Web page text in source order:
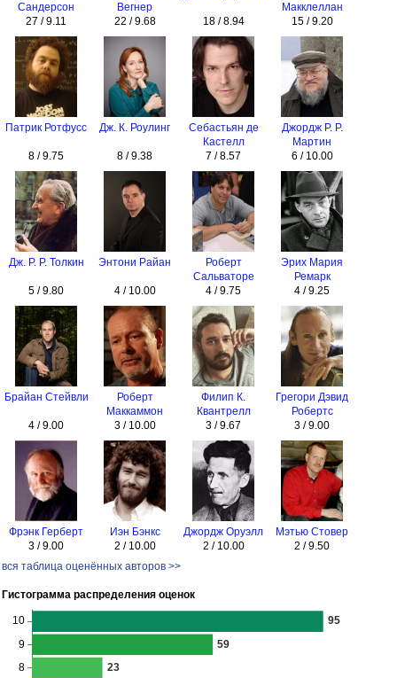
Сандерсон
27 / 9.11
Вегнер
22 / 9.68
18 / 8.94
Макклеллан
15 / 9.20
Патрик Ротфусс
8 / 9.75
Дж. К. Роулинг
8 / 9.38
Себастьян де
Кастелл
7 / 8.57
Джордж Р. Р.
Мартин
6 / 10.00
Дж. Р. Р. Толкин
5 / 9.80
Энтони Райан
4 / 10.00
Роберт
Сальваторе
4 / 9.75
Эрих Мария
Ремарк
4 / 9.25
Брайан Стейвли
4 / 9.00
Роберт
Маккаммон
3 / 10.00
Филип К.
Квантрелл
3 / 9.67
Грегори Дэвид
Робертс
3 / 9.00
Фрэнк Герберт
3 / 9.00
Иэн Бэнкс
2 / 10.00
Джордж Оруэлл
2 / 10.00
Мэтью Стовер
2 / 9.50
вся таблица оценённых авторов >>
Гистограмма распределения оценок